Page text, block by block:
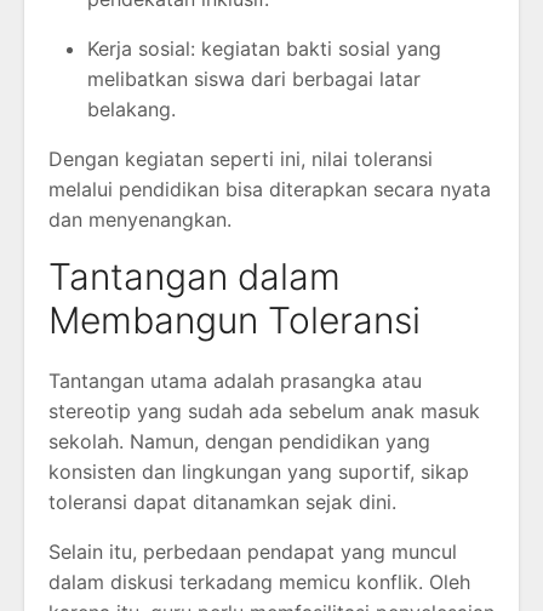
Kerja sosial: kegiatan bakti sosial yang
melibatkan siswa dari berbagai latar
belakang.
Dengan kegiatan seperti ini, nilai toleransi
melalui pendidikan bisa diterapkan secara nyata
dan menyenangkan.
Tantangan dalam
Membangun Toleransi
Tantangan utama adalah prasangka atau
stereotip yang sudah ada sebelum anak masuk
sekolah. Namun, dengan pendidikan yang
konsisten dan lingkungan yang suportif, sikap
toleransi dapat ditanamkan sejak dini.
Selain itu, perbedaan pendapat yang muncul
dalam diskusi terkadang memicu konflik. Oleh